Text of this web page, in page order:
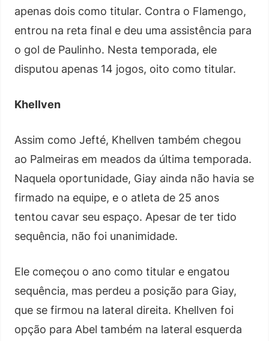
apenas dois como titular. Contra o Flamengo,
entrou na reta final e deu uma assistência para
o gol de Paulinho. Nesta temporada, ele
disputou apenas 14 jogos, oito como titular.
Khellven
Assim como Jefté, Khellven também chegou
ao Palmeiras em meados da última temporada.
Naquela oportunidade, Giay ainda não havia se
firmado na equipe, e o atleta de 25 anos
tentou cavar seu espaço. Apesar de ter tido
sequência, não foi unanimidade.
Ele começou o ano como titular e engatou
sequência, mas perdeu a posição para Giay,
que se firmou na lateral direita. Khellven foi
opção para Abel também na lateral esquerda